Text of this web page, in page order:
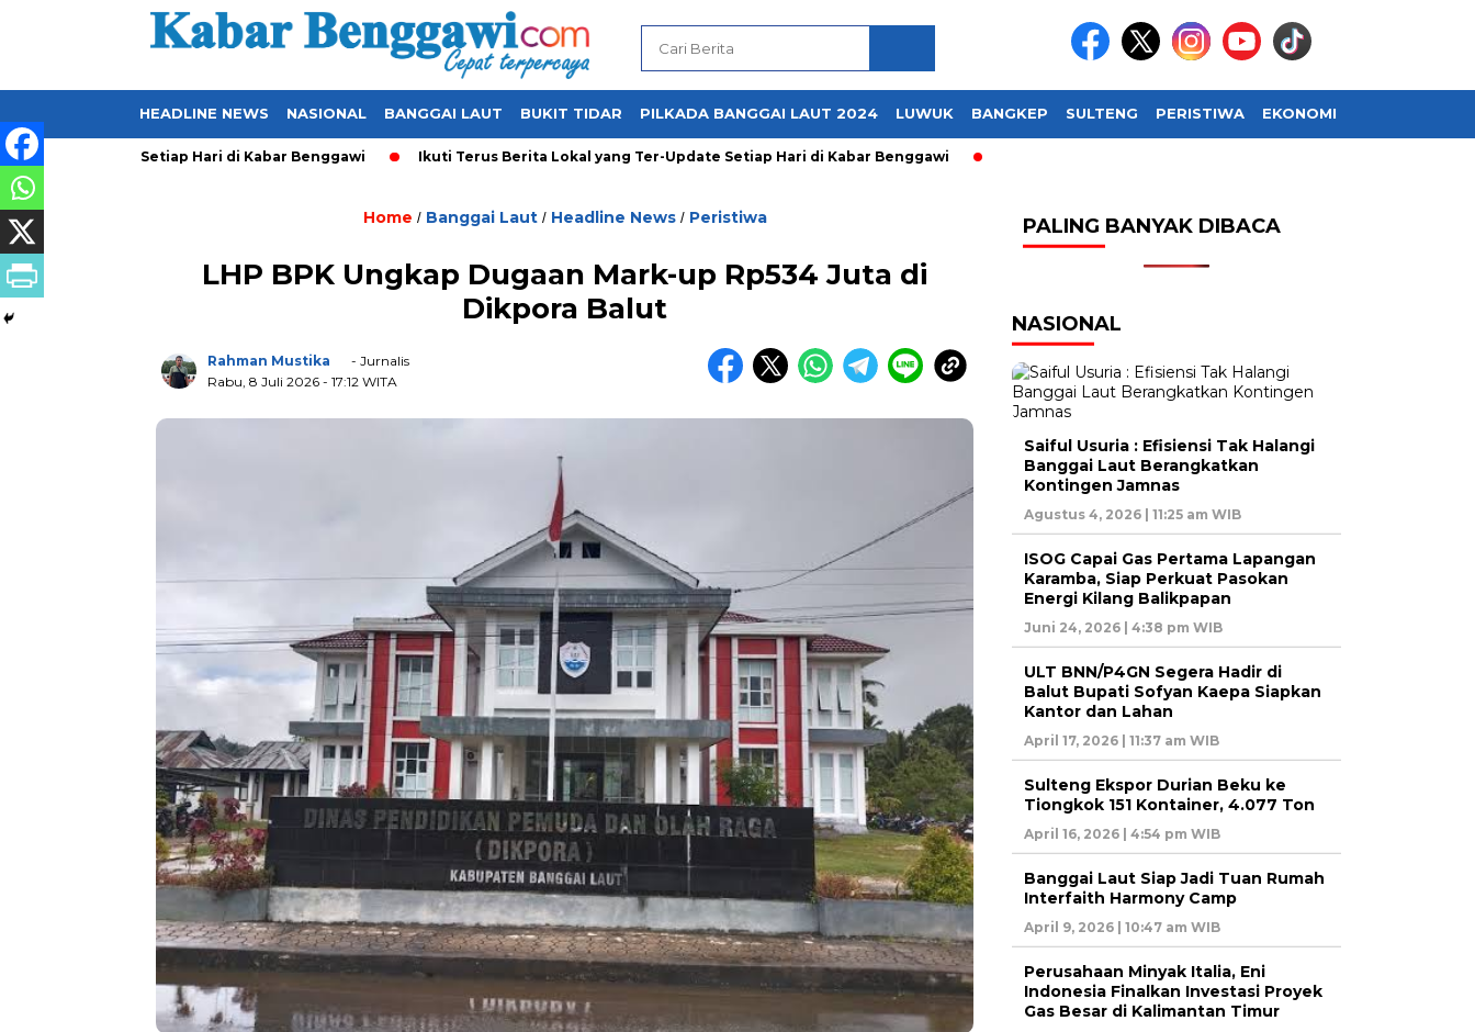
HEADLINE NEWS NASIONAL BANGGAI LAUT BUKIT TIDAR PILKADA BANGGAI LAUT 2024 LUWUK BANGKEP SULTENG PERISTIWA EKONOMI
Update Setiap Hari di Kabar Benggawi Ikuti Terus Berita Lokal yang Ter-Update Setiap Hari di Kabar Benggawi
Home / Banggai Laut/ Headline News/ Peristiwa
LHP BPK Ungkap Dugaan Mark-up Rp534 Juta di
Dikpora Balut
Rahman Mustika
- Jurnalis
Rabu, 8 Juli 2026 - 17:12 WITA
PALING BANYAK DIBACA
NASIONAL
Saiful Usuria : Efisiensi Tak Halangi
Banggai Laut Berangkatkan
Kontingen Jamnas
Agustus 4, 2026 | 11:25 am WIB
ISOG Capai Gas Pertama Lapangan
Karamba, Siap Perkuat Pasokan
Energi Kilang Balikpapan
Juni 24, 2026 | 4:38 pm WIB
ULT BNN/P4GN Segera Hadir di
Balut Bupati Sofyan Kaepa Siapkan
Kantor dan Lahan
April 17, 2026 | 11:37 am WIB
Sulteng Ekspor Durian Beku ke
Tiongkok 151 Kontainer, 4.077 Ton
April 16, 2026 | 4:54 pm WIB
Banggai Laut Siap Jadi Tuan Rumah
Interfaith Harmony Camp
April 9, 2026 | 10:47 am WIB
Perusahaan Minyak Italia, Eni
Indonesia Finalkan Investasi Proyek
Gas Besar di Kalimantan Timur